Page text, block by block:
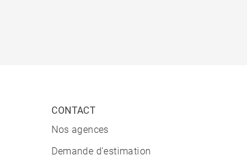
CONTACT
Nos agences
Demande d'estimation